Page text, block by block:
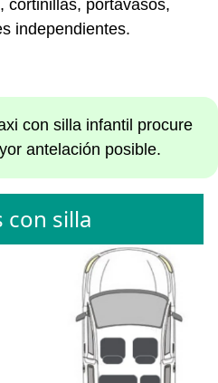
cortinillas, portavasos,
independientes.
con silla infantil procure
antelación posible.
con silla